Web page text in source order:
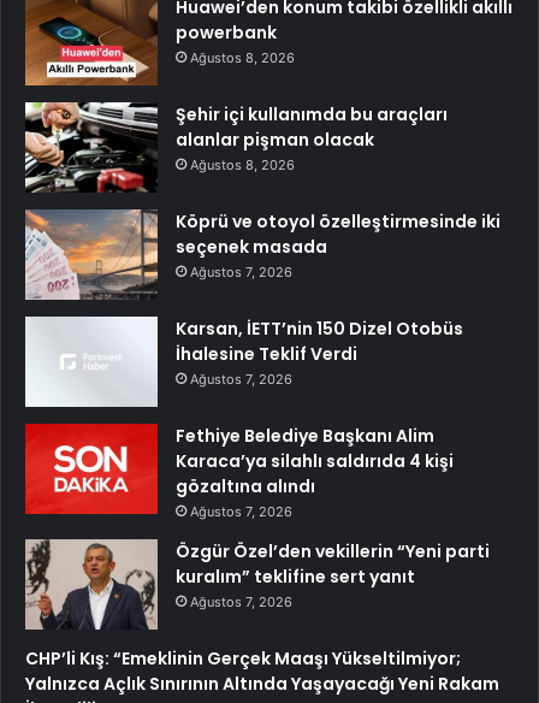
Huawei’den konum takibi özellikli akıllı
powerbank
Ağustos 8, 2026
Şehir içi kullanımda bu araçları
alanlar pişman olacak
Ağustos 8, 2026
Köprü ve otoyol özelleştirmesinde iki
seçenek masada
Ağustos 7, 2026
Karsan, İETT’nin 150 Dizel Otobüs
İhalesine Teklif Verdi
Ağustos 7, 2026
Fethiye Belediye Başkanı Alim
Karaca’ya silahlı saldırıda 4 kişi
gözaltına alındı
Ağustos 7, 2026
Özgür Özel’den vekillerin “Yeni parti
kuralım” teklifine sert yanıt
Ağustos 7, 2026
CHP’li Kış: “Emeklinin Gerçek Maaşı Yükseltilmiyor;
Yalnızca Açlık Sınırının Altında Yaşayacağı Yeni Rakam